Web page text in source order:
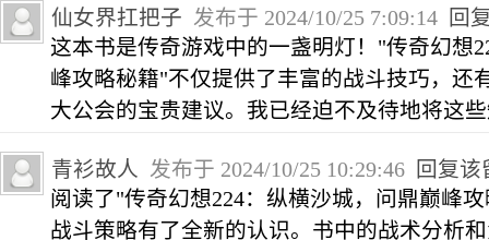
仙女界扛把子 发布于 2024/10/25 7:09:14 回
这本书是传奇游戏中的一盏明灯！"传奇幻想
峰攻略秘籍"不仅提供了丰富的战斗技巧，还
大公会的宝贵建议。我已经迫不及待地将这
青衫故人 发布于 2024/10/25 10:29:46 回复该
阅读了"传奇幻想224：纵横沙城，问鼎巅峰
战斗策略有了全新的认识。书中的战术分析